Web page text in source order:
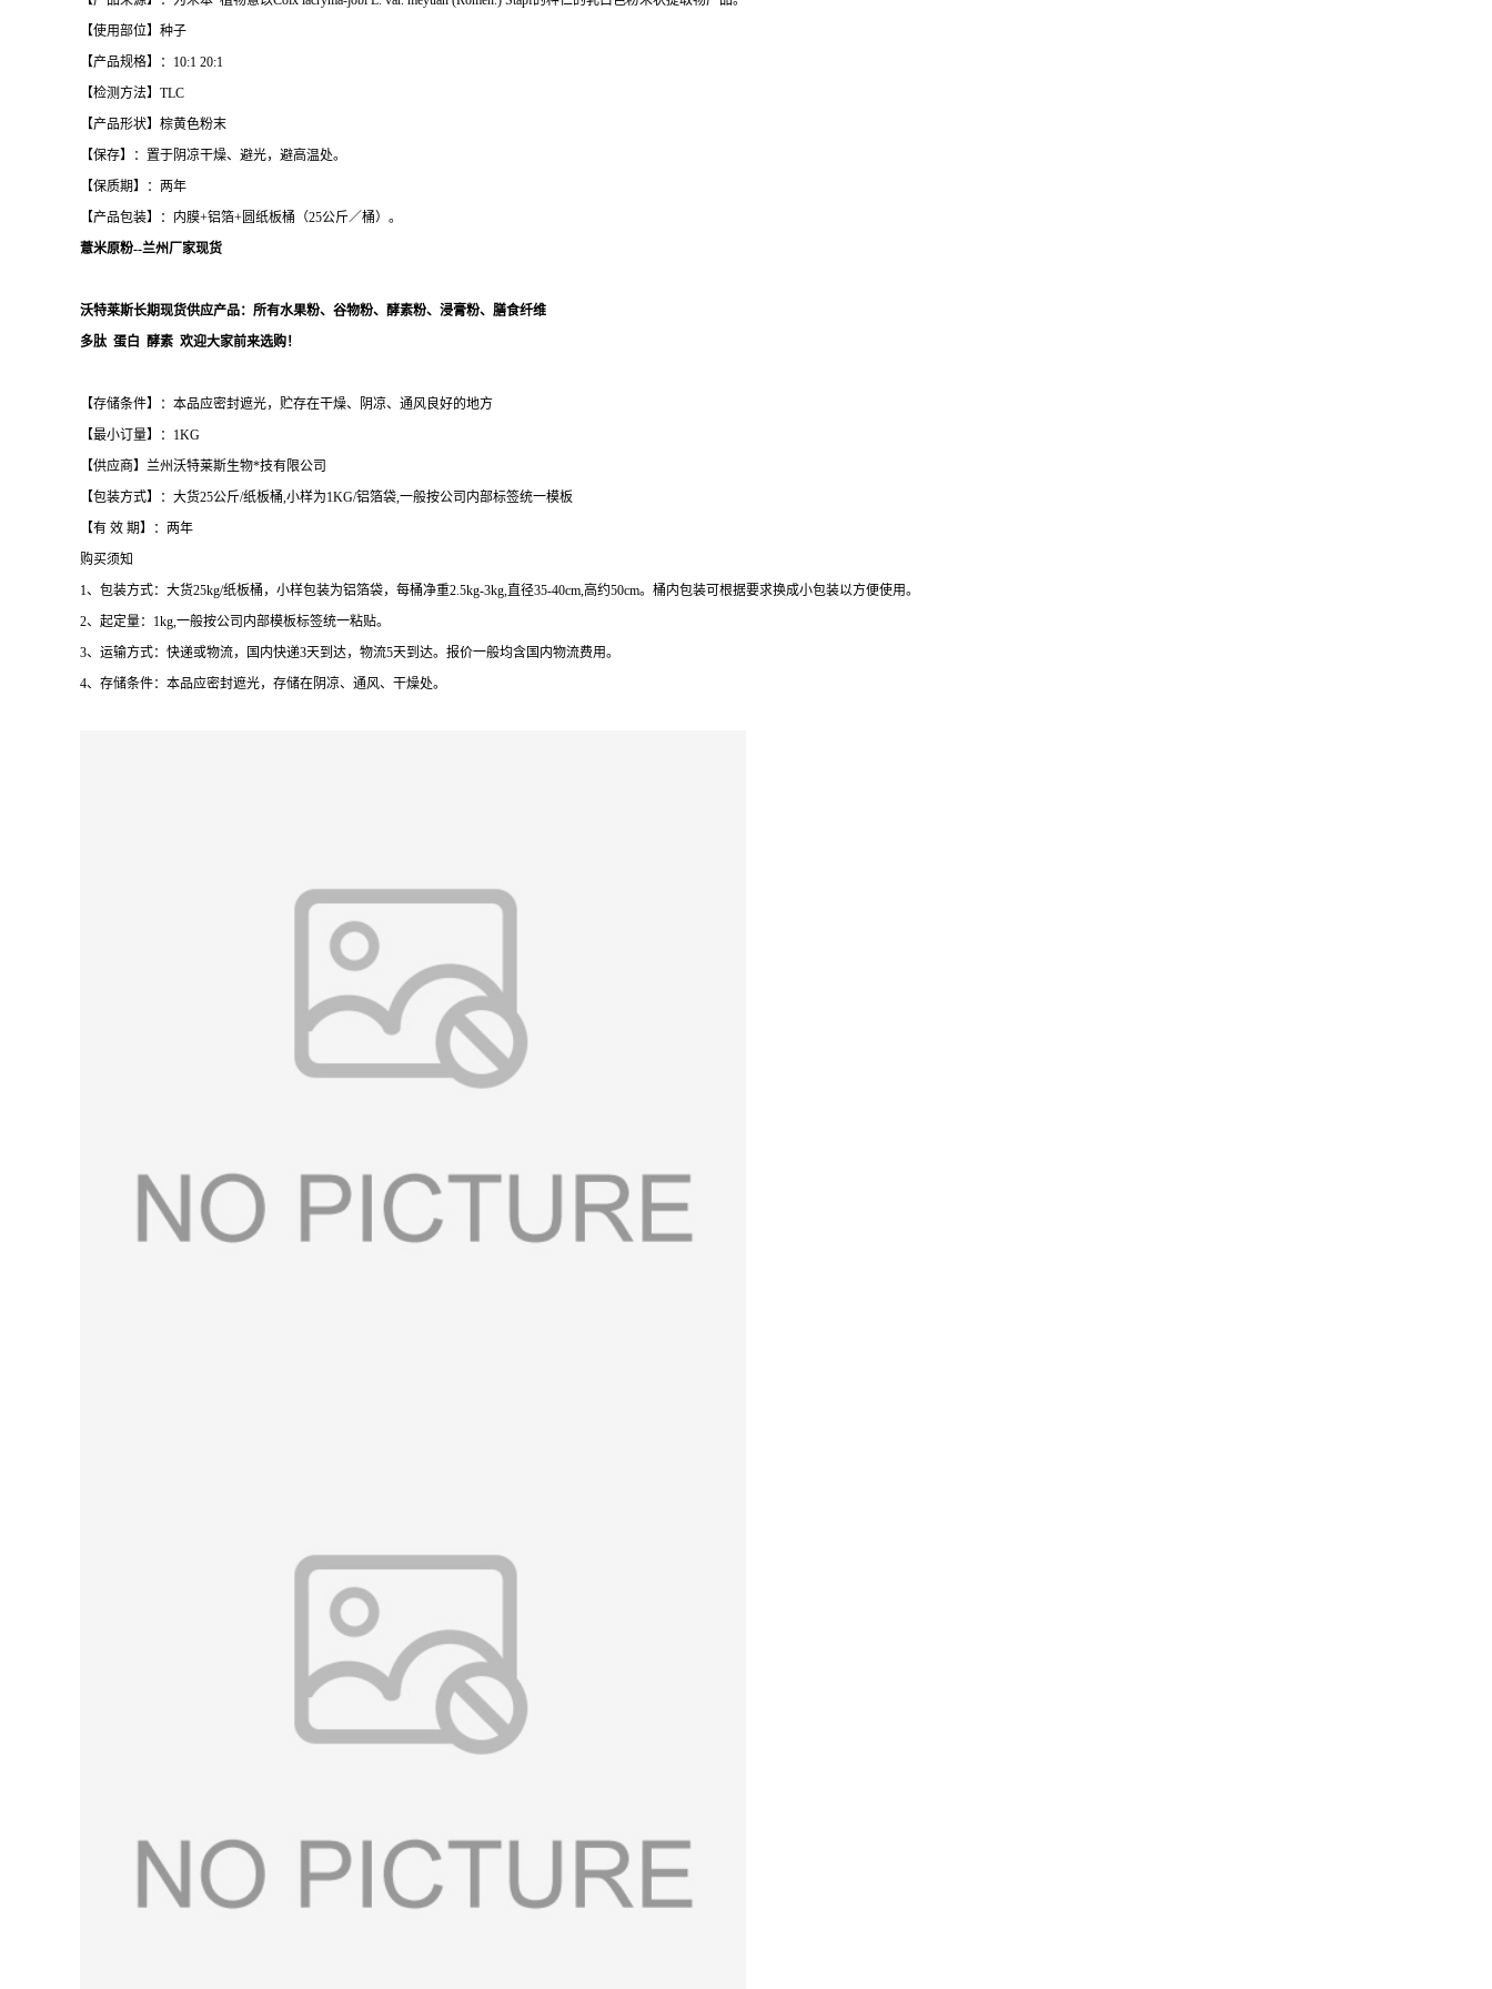
【使用部位】种子
【产品规格】：10:1 20:1
【检测方法】TLC
【产品形状】棕黄色粉末
【保存】：置于阴凉干燥、避光，避高温处。
【保质期】：两年
【产品包装】：内膜+铝箔+圆纸板桶（25公斤／桶）。
薏米原粉--兰州厂家现货
沃特莱斯长期现货供应产品：所有水果粉、谷物粉、酵素粉、浸膏粉、膳食纤维
多肽 蛋白 酵素 欢迎大家前来选购！
【存储条件】：本品应密封遮光，贮存在干燥、阴凉、通风良好的地方
【最小订量】：1KG
【供应商】兰州沃特莱斯生物*技有限公司
【包装方式】：大货25公斤/纸板桶,小样为1KG/铝箔袋,一般按公司内部标签统一模板
【有 效 期】：两年
购买须知
1、包装方式：大货25kg/纸板桶，小样包装为铝箔袋，每桶净重2.5kg-3kg,直径35-40cm,高约50cm。桶内包装可根据要求换成小包装以方便使用。
2、起定量：1kg,一般按公司内部模板标签统一粘贴。
3、运输方式：快递或物流，国内快递3天到达，物流5天到达。报价一般均含国内物流费用。
4、存储条件：本品应密封遮光，存储在阴凉、通风、干燥处。